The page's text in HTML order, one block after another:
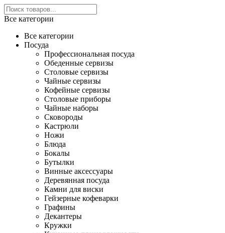
Все категории
Все категории
Посуда
Профессиональная посуда
Обеденные сервизы
Столовые сервизы
Чайные сервизы
Кофейные сервизы
Столовые приборы
Чайные наборы
Сковороды
Кастрюли
Ножи
Блюда
Бокалы
Бутылки
Винные аксессуары
Деревянная посуда
Камни для виски
Гейзерные кофеварки
Графины
Декантеры
Кружки